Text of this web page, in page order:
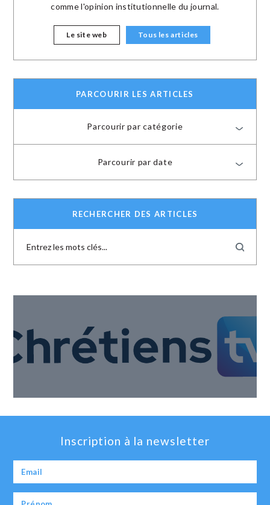
comme l'opinion institutionnelle du journal.
Le site web Tous les articles
PARCOURIR LES ARTICLES
Parcourir par catégorie
Parcourir par date
RECHERCHER DES ARTICLES
Inscription à la newsletter